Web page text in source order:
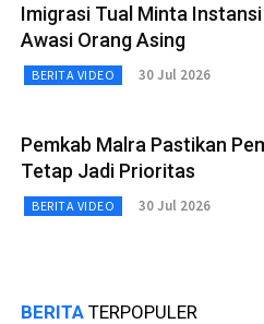
Imigrasi Tual Minta
Awasi Orang Asing
BERITA VIDEO 30 Jul 2026
Pemkab Malra Pastikan
Tetap Jadi Prioritas
BERITA VIDEO 30 Jul 2026
BERITA TERPOPULER